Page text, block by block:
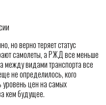
но верно теряет статус
самолеты, а РЖД все меньше
между видами транспорта все
не определилось, кого
цен на самых
кем будущее.